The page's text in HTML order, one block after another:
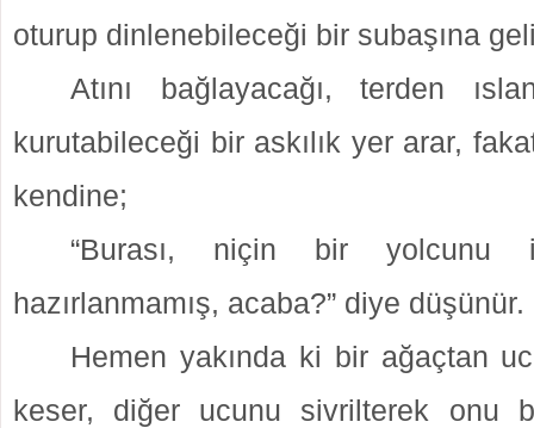
oturup dinlenebileceği bir subaşına
Atını bağlayacağı, terden
kurutabileceği bir askılık yer arar,
kendine;
“Burası, niçin bir yolcunu
hazırlanmamış, acaba?” diye düşünür.
Hemen yakında ki bir ağaçtan
keser, diğer ucunu sivrilterek onu